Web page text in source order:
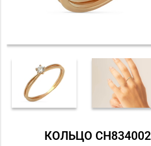
КОЛЬЦО